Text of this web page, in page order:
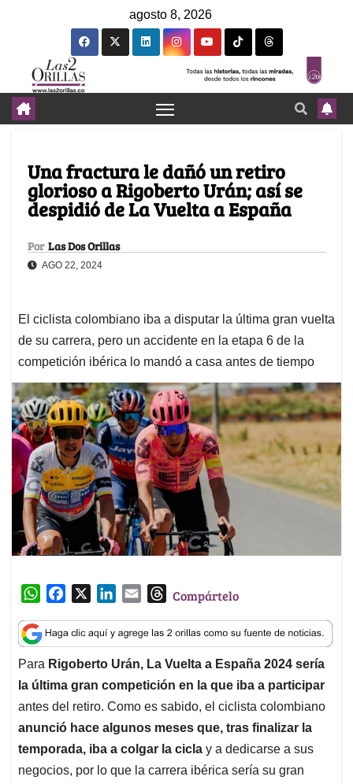
agosto 8, 2026
Una fractura le dañó un retiro
glorioso a Rigoberto Urán; así se
despidió de La Vuelta a España
Por Las Dos Orillas
AGO 22, 2024
El ciclista colombiano iba a disputar la última gran vuelta
de su carrera, pero un accidente en la etapa 6 de la
competición ibérica lo mandó a casa antes de tiempo
W
a
t
s
A
p
p
c
e
b
o
o
k
n
k
e
d
I
n
a
i
l
T
r
e
a
d
s
Compártelo
Para Rigoberto Urán, La Vuelta a España 2024 sería
la última gran competición en la que iba a participar
antes del retiro. Como es sabido, el ciclista colombiano
anunció hace algunos meses que, tras finalizar la
temporada, iba a colgar la cicla y a dedicarse a sus
negocios, por lo que la carrera ibérica sería su gran